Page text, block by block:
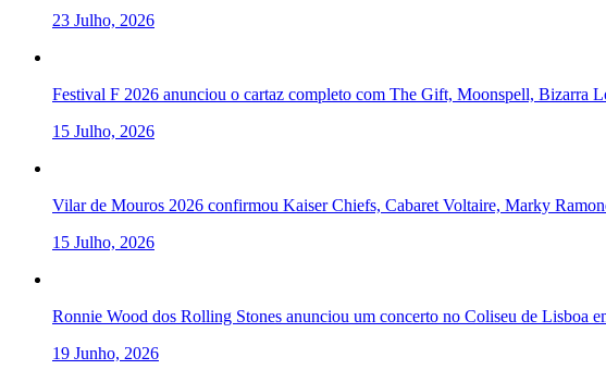
23 Julho, 2026
Festival F 2026 anunciou o cartaz completo com The Gift, Moonspell, Bizarra
15 Julho, 2026
Vilar de Mouros 2026 confirmou Kaiser Chiefs, Cabaret Voltaire, Marky
15 Julho, 2026
Ronnie Wood dos Rolling Stones anunciou um concerto no Coliseu de Lisboa
19 Junho, 2026